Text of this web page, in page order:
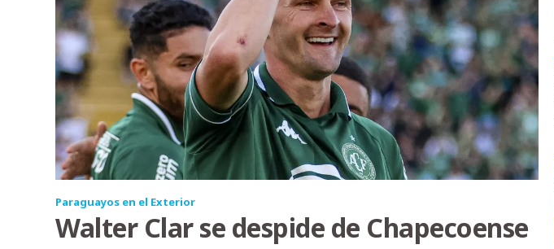
Paraguayos en el Exterior
Walter Clar se despide de Chapecoense